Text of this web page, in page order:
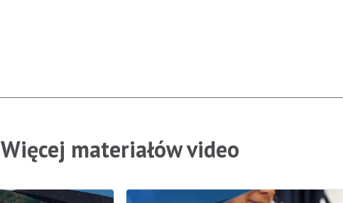
Więcej materiałów video